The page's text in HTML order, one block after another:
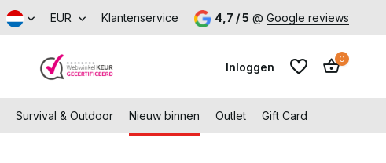
Shop met voordeel – Gratis verzending vanaf €99,- Bezoek
EUR Klantenservice 4,7 / 5 @ Google reviews
Inloggen
0
Survival & Outdoor Nieuw binnen Outlet Gift Card